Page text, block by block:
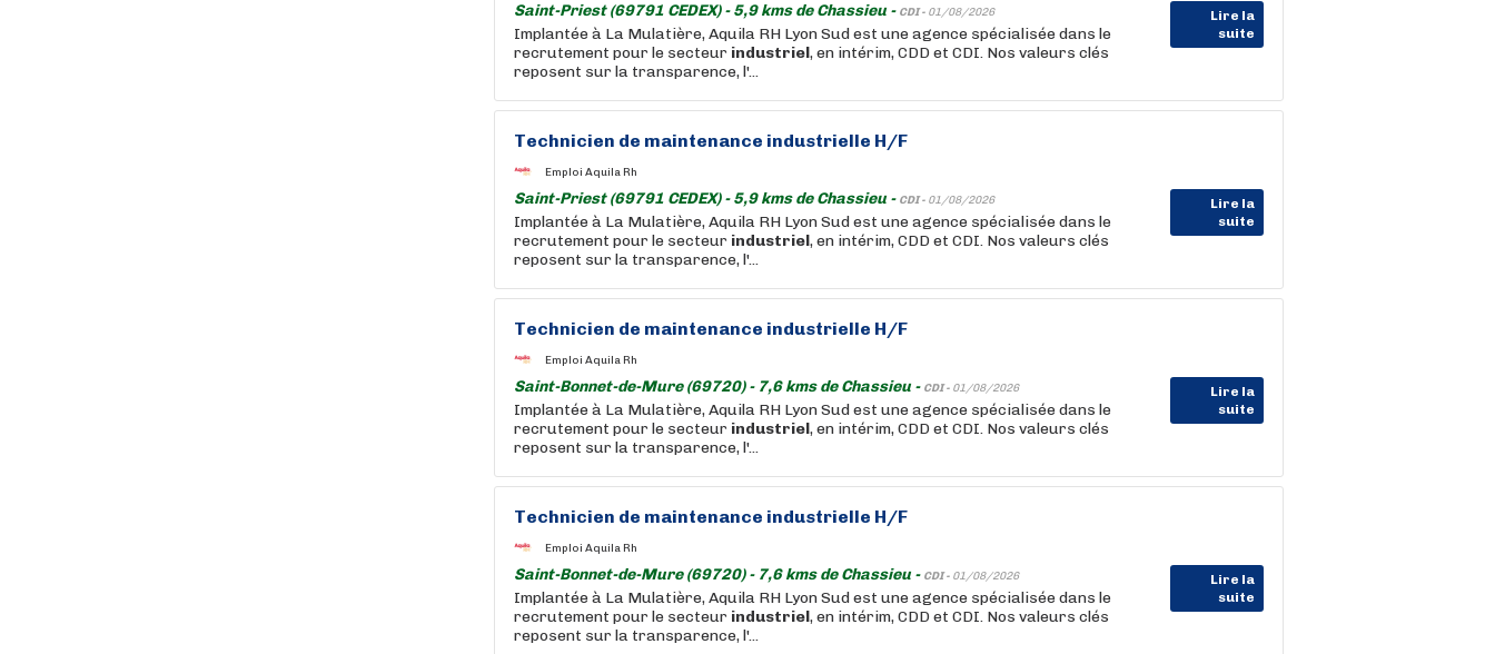
Saint-Priest (69791 CEDEX) - 5,9 kms de Chassieu - CDI - 01/08/2026
Lire la
suite
Implantée à La Mulatière, Aquila RH Lyon Sud est une agence spécialisée dans le
recrutement pour le secteur industriel, en intérim, CDD et CDI. Nos valeurs clés
reposent sur la transparence, l'...
Technicien de maintenance industrielle H/F
Emploi Aquila Rh
Saint-Priest (69791 CEDEX) - 5,9 kms de Chassieu - CDI - 01/08/2026
Lire la
suite
Implantée à La Mulatière, Aquila RH Lyon Sud est une agence spécialisée dans le
recrutement pour le secteur industriel, en intérim, CDD et CDI. Nos valeurs clés
reposent sur la transparence, l'...
Technicien de maintenance industrielle H/F
Emploi Aquila Rh
Saint-Bonnet-de-Mure (69720) - 7,6 kms de Chassieu - CDI - 01/08/2026
Lire la
suite
Implantée à La Mulatière, Aquila RH Lyon Sud est une agence spécialisée dans le
recrutement pour le secteur industriel, en intérim, CDD et CDI. Nos valeurs clés
reposent sur la transparence, l'...
Technicien de maintenance industrielle H/F
Emploi Aquila Rh
Saint-Bonnet-de-Mure (69720) - 7,6 kms de Chassieu - CDI - 01/08/2026
Lire la
suite
Implantée à La Mulatière, Aquila RH Lyon Sud est une agence spécialisée dans le
recrutement pour le secteur industriel, en intérim, CDD et CDI. Nos valeurs clés
reposent sur la transparence, l'...